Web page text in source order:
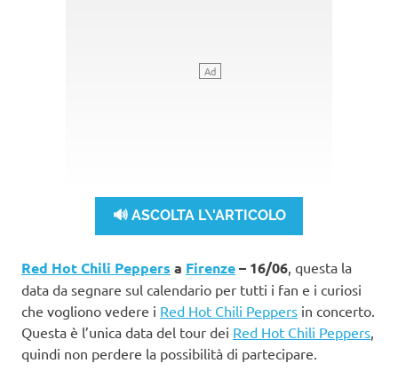
🔊 ASCOLTA L\'ARTICOLO
Red Hot Chili Peppers a Firenze– 16/06 , questa la
data da segnare sul calendario per tutti i fan e i curiosi
che vogliono vedere i Red Hot Chili Peppers in concerto.
Questa è l’unica data del tour dei Red Hot Chili Peppers
quindi non perdere la possibilità di partecipare.